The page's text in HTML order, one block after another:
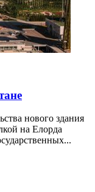
нового здания
на Елорда